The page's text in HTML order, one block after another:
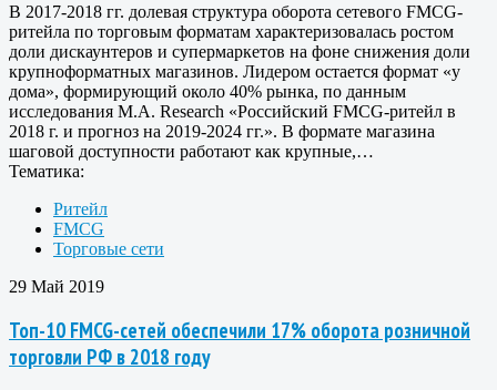
В 2017-2018 гг. долевая структура оборота сетевого FMCG-
ритейла по торговым форматам характеризовалась ростом
доли дискаунтеров и супермаркетов на фоне снижения доли
крупноформатных магазинов. Лидером остается формат «у
дома», формирующий около 40% рынка, по данным
исследования M.A. Research «Российский FMCG-ритейл в
2018 г. и прогноз на 2019-2024 гг.». В формате магазина
шаговой доступности работают как крупные,…
Тематика:
Ритейл
FMCG
Торговые сети
29 Май 2019
Топ-10 FMCG-сетей обеспечили 17% оборота розничной
торговли РФ в 2018 году